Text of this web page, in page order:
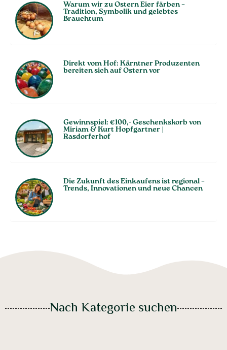
Warum wir zu Ostern Eier färben –
Tradition, Symbolik und gelebtes
Brauchtum
Direkt vom Hof: Kärntner Produzenten
bereiten sich auf Ostern vor
Gewinnspiel: €100,- Geschenkskorb von
Miriam & Kurt Hopfgartner |
Rasdorferhof
Die Zukunft des Einkaufens ist regional –
Trends, Innovationen und neue Chancen
Nach Kategorie suchen